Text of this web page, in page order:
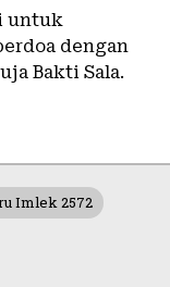
untuk
dengan
Bakti Sala.
Imlek 2572